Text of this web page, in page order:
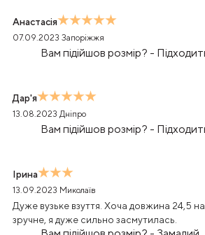
Анастасія
07.09.2023 Запоріжжя
Вам підійшов розмір? -
Дар'я
13.08.2023 Дніпро
Вам підійшов розмір? -
Ірина
13.09.2023 Миколаїв
Дуже вузьке взуття. Хоча довжина 24,5
зручне, я дуже сильно засмутилась.